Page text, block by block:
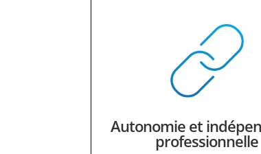
Autonomie et
professionnelle